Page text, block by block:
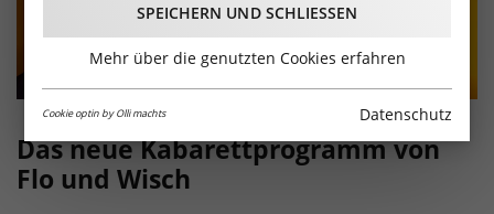
Das neue Kabarettprogramm von
Flo und Wisch
SPEICHERN UND SCHLIESSEN
Mehr über die genutzten Cookies erfahren
Cookie optin by Olli machts Datenschutz